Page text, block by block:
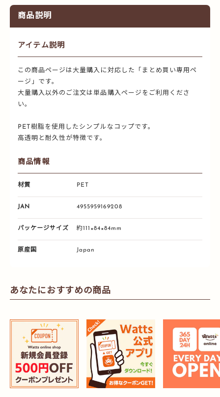
商品説明
アイテム説明
この商品ページは大量購入に対応した「まとめ買い専用ペ
ージ」です。
大量購入以外のご注文は単品購入ページをご利用くださ
い。
PET樹脂を使用したシンプルなコップです。
高透明と耐久性が特徴です。
商品情報
材質 PET
JAN 4955959169208
パッケージサイズ 約111×84×84mm
原産国 Japan
あなたにおすすめの商品